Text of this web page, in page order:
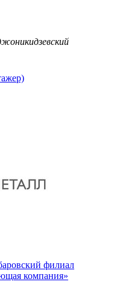
филиал
компания»